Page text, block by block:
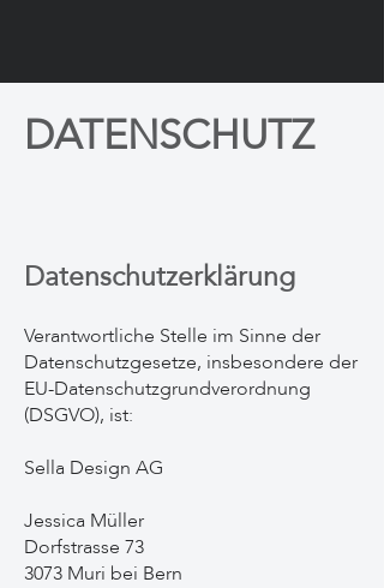
DATENSCHUTZ
Datenschutzerklärung
Verantwortliche Stelle im Sinne der
Datenschutzgesetze, insbesondere der
EU-Datenschutzgrundverordnung
(DSGVO), ist:
Sella Design AG
Jessica Müller
Dorfstrasse 73
3073 Muri bei Bern